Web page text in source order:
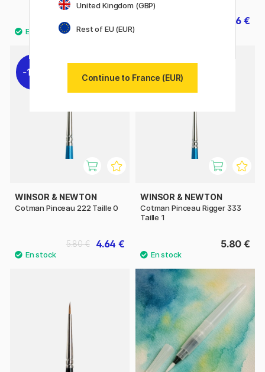
13.50 € 3.36 €
11%
WINSOR & NEWTON
Cotman Pinceau 222 Taille 0
4.64 €
5.80 €
WINSOR & NEWTON
Cotman Pinceau Rigger 333
Taille 1
5.80 €
United Kingdom (GBP)
Rest of EU (EUR)
Continue to France (EUR)